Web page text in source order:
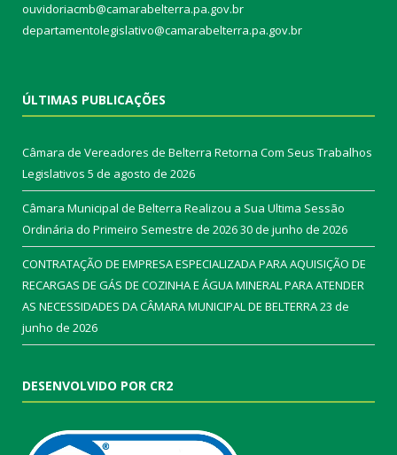
ouvidoriacmb@camarabelterra.pa.gov.br
departamentolegislativo@camarabelterra.pa.gov.br
ÚLTIMAS PUBLICAÇÕES
Câmara de Vereadores de Belterra Retorna Com Seus Trabalhos
Legislativos 5 de agosto de 2026
Câmara Municipal de Belterra Realizou a Sua Ultima Sessão
Ordinária do Primeiro Semestre de 202630 de junho de 2026
CONTRATAÇÃO DE EMPRESA ESPECIALIZADA PARA AQUISIÇÃO DE
RECARGAS DE GÁS DE COZINHA E ÁGUA MINERAL PARA ATENDER
AS NECESSIDADES DA CÂMARA MUNICIPAL DE BELTERRA23 de
junho de 2026
DESENVOLVIDO POR CR2